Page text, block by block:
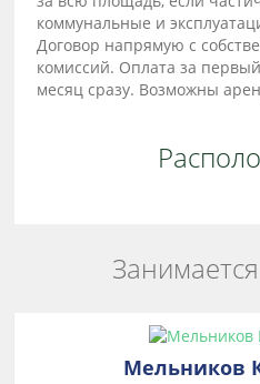
коммунальные и
Договор напрямую с
комиссий. Оплата за
месяц сразу. Возможны
Мельников